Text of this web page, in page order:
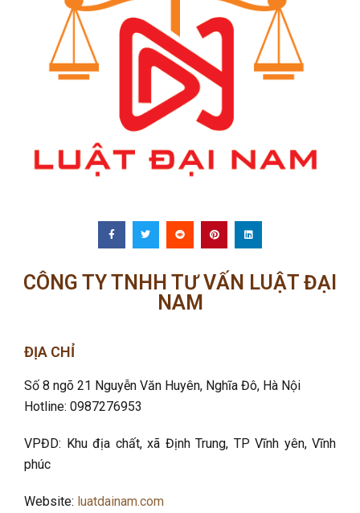
CÔNG TY TNHH TƯ VẤN LUẬT ĐẠI
NAM
ĐỊA CHỈ
Số 8 ngõ 21 Nguyễn Văn Huyên, Nghĩa Đô, Hà Nội
Hotline: 0987276953
VPĐD: Khu địa chất, xã Định Trung, TP Vĩnh yên, Vĩnh
phúc
Website: luatdainam.com